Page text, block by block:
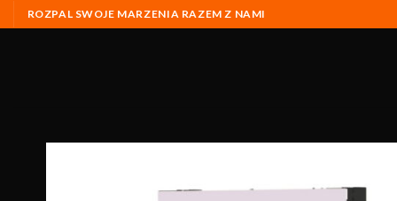
ROZPAL SWOJE MARZENIA RAZEM Z NAMI